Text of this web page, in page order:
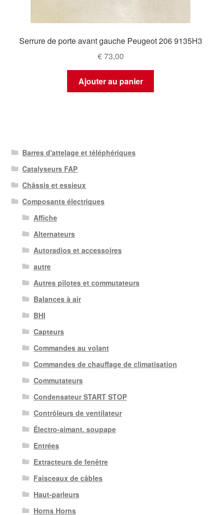
Serrure de porte avant gauche Peugeot 206 9135H3
€73,00
Ajouter au panier
Barres d'attelage et téléphériques
Catalyseurs FAP
Châssis et essieux
Composants électriques
Affiche
Alternateurs
Autoradios et accessoires
autre
Autres pilotes et commutateurs
Balances à air
BHI
Capteurs
Commandes au volant
Commandes de chauffage de climatisation
Commutateurs
Condensateur START STOP
Contrôleurs de ventilateur
Électro-aimant. soupape
Entrées
Extracteurs de fenêtre
Faisceaux de câbles
Haut-parleurs
Horns Horns